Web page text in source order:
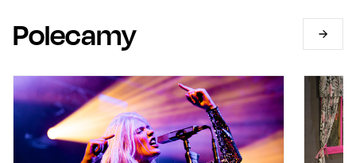
Polecamy